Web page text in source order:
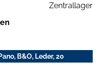
Zentrallager
B&O, Leder, 20